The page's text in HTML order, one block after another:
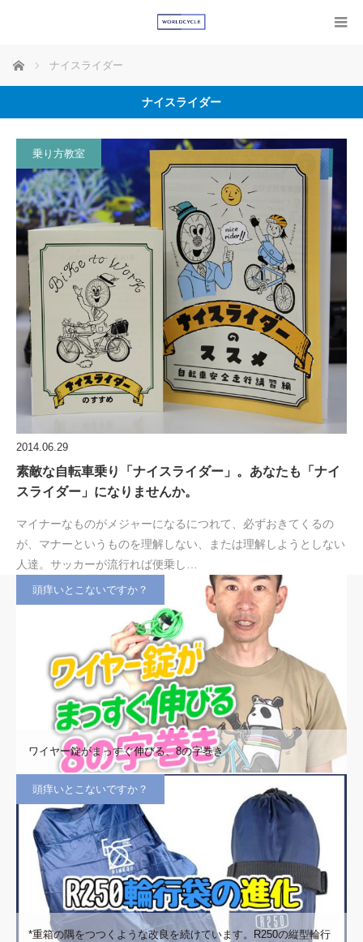
ホーム ナイスライダー
ナイスライダー
乗り方教室
2014.06.29
素敵な自転車乗り「ナイスライダー」。あなたも「ナイ
スライダー」になりませんか。
マイナーなものがメジャーになるにつれて、必ずおきてくるの
が、マナーというものを理解しない、または理解しようとしない
人達。サッカーが流行れば便乗し…
頭痒いとこないですか？
ワイヤー錠がまっすぐ伸びる、8の字巻き
頭痒いとこないですか？
*重箱の隅をつつくような改良を続けています。R250の縦型輪行